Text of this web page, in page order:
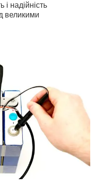
і надійність
великими